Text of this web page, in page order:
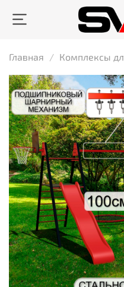
Главная Комплексы